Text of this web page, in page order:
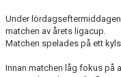
Under
matchen av årets ligacup.
Matchen spelades på ett
Innan matchen låg fokus på